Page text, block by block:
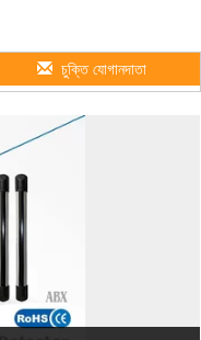
চুক্তি যোগানদাতা